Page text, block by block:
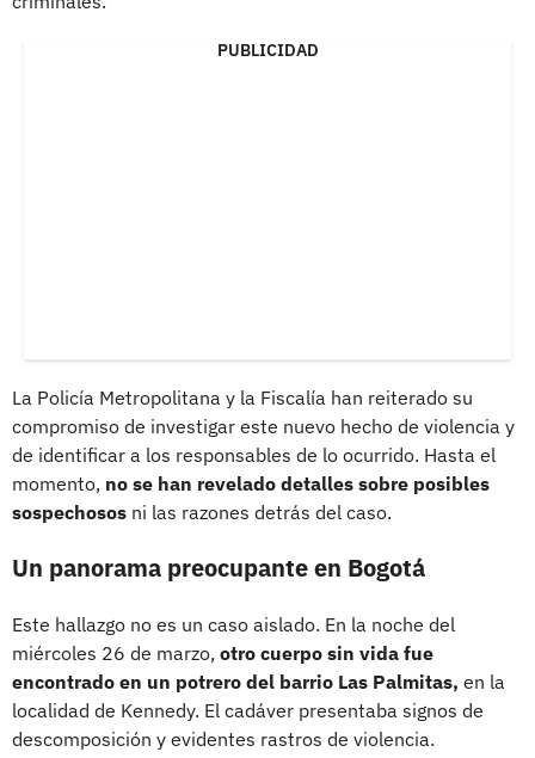
PUBLICIDAD
La Policía Metropolitana y la Fiscalía han reiterado su
compromiso de investigar este nuevo hecho de violencia y
de identificar a los responsables de lo ocurrido. Hasta el
momento, no se han revelado detalles sobre posibles
sospechosos ni las razones detrás del caso.
Un panorama preocupante en Bogotá
Este hallazgo no es un caso aislado. En la noche del
miércoles 26 de marzo, otro cuerpo sin vida fue
encontrado en un potrero del barrio Las Palmitas, en la
localidad de Kennedy. El cadáver presentaba signos de
descomposición y evidentes rastros de violencia.